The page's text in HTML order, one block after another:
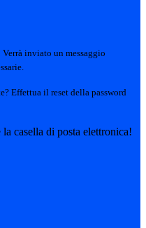
Verrà inviato un messaggio
Effettua il reset della password
casella di posta elettronica!